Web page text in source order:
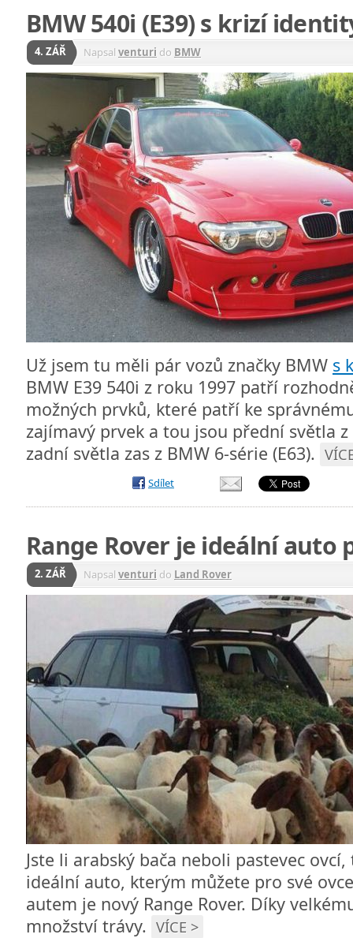
BMW 540i (E39) s krizí
4. ZÁŘ Napsal venturi do BMW
Už jsem tu měli pár vozů značky BMW s
BMW E39 540i z roku 1997 patří
možných prvků, které patří ke
zajímavý prvek a tou jsou přední světla z
zadní světla zas z BMW 6-série (E63).
Sdílet
Range Rover je ideální auto
2. ZÁŘ Napsal venturi do Land Rover
Jste li arabský bača neboli pastevec
ideální auto, kterým můžete pro své
autem je nový Range Rover. Díky
množství trávy. VÍCE >